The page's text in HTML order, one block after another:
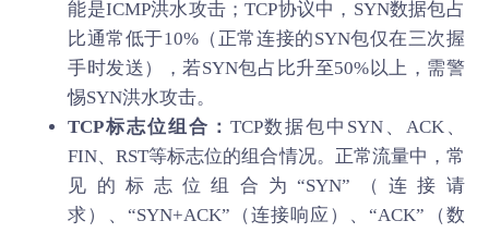
能是ICMP洪水攻击；TCP协议中，SYN数据包占
比通常低于10%（正常连接的SYN包仅在三次握
手时发送），若SYN包占比升至50%以上，需警
惕SYN洪水攻击。
TCP标志位组合： TCP数据包中SYN、ACK、
FIN、RST等标志位的组合情况。正常流量中，常
见的标志位组合为“SYN”（连接请
求）、“SYN+ACK”（连接响应）、“ACK”（数